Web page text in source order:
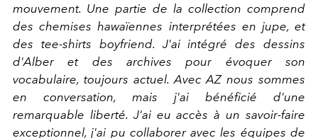
mouvement. Une partie de la collection comprend
des chemises hawaïennes interprétées en jupe, et
des tee-shirts boyfriend. J'ai intégré des dessins
d'Alber et des archives pour évoquer son
vocabulaire, toujours actuel. Avec AZ nous sommes
en conversation, mais j'ai bénéficié d'une
remarquable liberté. J'ai eu accès à un savoir-faire
exceptionnel, j'ai pu collaborer avec les équipes de